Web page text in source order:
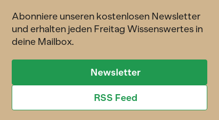
Abonniere unseren kostenlosen Newsletter
und erhalten jeden Freitag Wissenswertes in
deine Mailbox.
Newsletter
RSS Feed